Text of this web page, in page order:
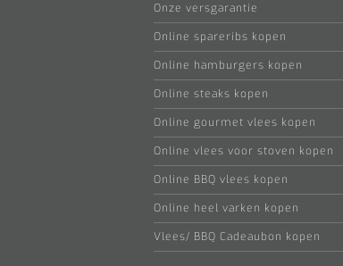
Onze versgarantie
Online spareribs kopen
Online hamburgers kopen
Online steaks kopen
Online gourmet vlees kopen
Online vlees voor stoven kopen
Online BBQ vlees kopen
Online heel varken kopen
Vlees/ BBQ Cadeaubon kopen